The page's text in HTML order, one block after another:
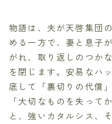
物語は、夫が天啓集団
める一方で、妻と息子
がれ、取り返しのつか
を閉じます。安易なハ
底して「裏切りの代償
「大切なものを失って
と、強いカタルシス、